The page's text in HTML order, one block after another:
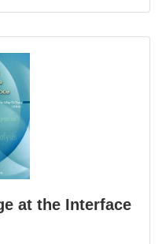
at the Interface